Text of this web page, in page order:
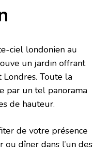
ciel londonien au
un jardin offrant
Toute la
par un tel panorama
de hauteur.
de votre présence
dîner dans l’un des